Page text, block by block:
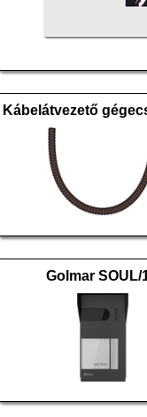
Kábelátvezető
Golmar SOUL/